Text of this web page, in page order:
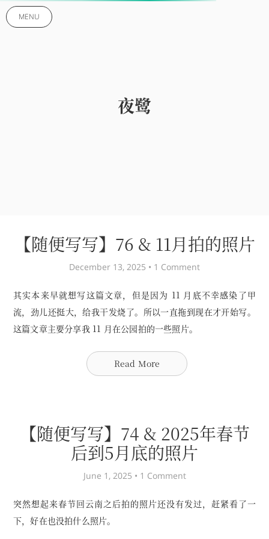
MENU
夜鹭
【随便写写】76 & 11月拍的照片
December 13, 2025 • 1 Comment
其实本来早就想写这篇文章，但是因为 11 月底不幸感染了甲
流，劲儿还挺大，给我干发烧了。所以一直拖到现在才开始写。
这篇文章主要分享我 11 月在公园拍的一些照片。
Read More
【随便写写】74 & 2025年春节
后到5月底的照片
June 1, 2025 • 1 Comment
突然想起来春节回云南之后拍的照片还没有发过，赶紧看了一
下，好在也没拍什么照片。